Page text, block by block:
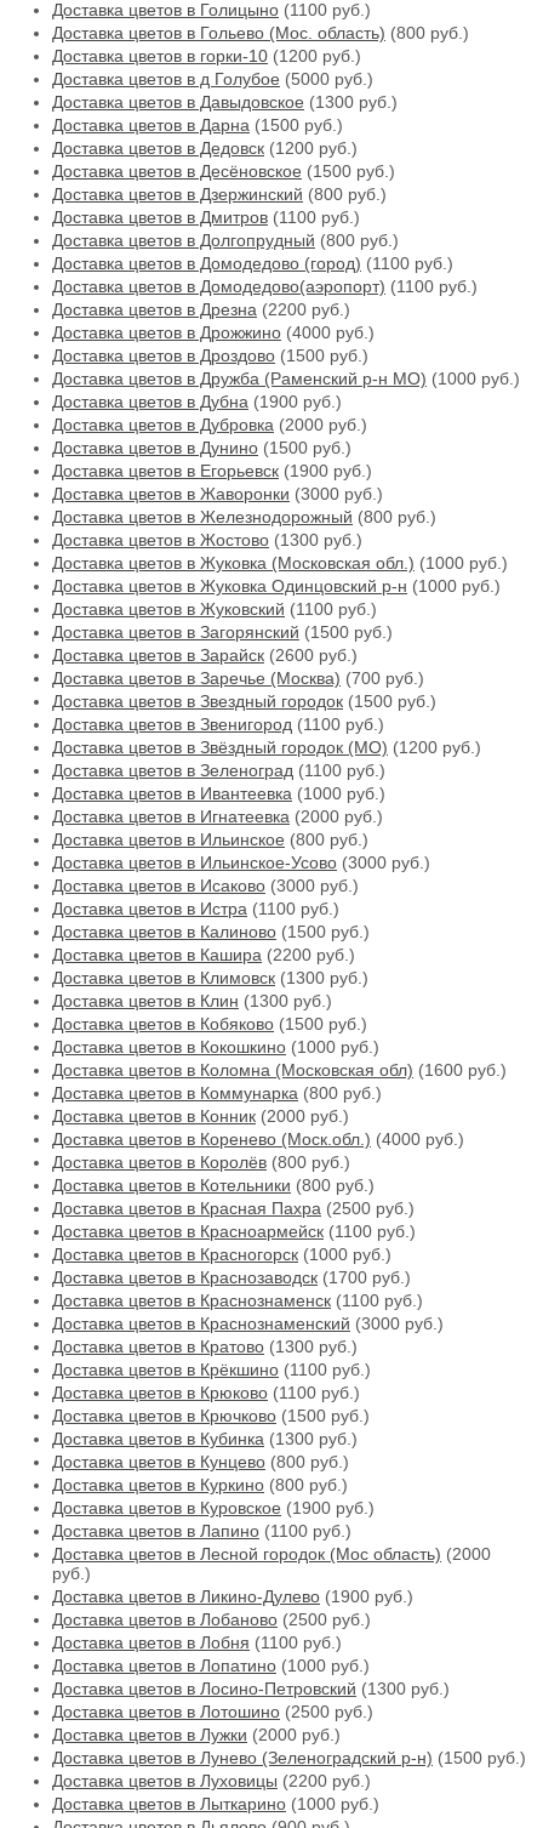
Доставка цветов в Голицыно (1100 руб.)
Доставка цветов в Гольево (Мос. область) (800 руб.)
Доставка цветов в горки-10 (1200 руб.)
Доставка цветов в д Голубое (5000 руб.)
Доставка цветов в Давыдовское (1300 руб.)
Доставка цветов в Дарна (1500 руб.)
Доставка цветов в Дедовск (1200 руб.)
Доставка цветов в Десёновское (1500 руб.)
Доставка цветов в Дзержинский (800 руб.)
Доставка цветов в Дмитров (1100 руб.)
Доставка цветов в Долгопрудный (800 руб.)
Доставка цветов в Домодедово (город) (1100 руб.)
Доставка цветов в Домодедово(аэропорт) (1100 руб.)
Доставка цветов в Дрезна (2200 руб.)
Доставка цветов в Дрожжино (4000 руб.)
Доставка цветов в Дроздово (1500 руб.)
Доставка цветов в Дружба (Раменский р-н МО) (1000 руб.)
Доставка цветов в Дубна (1900 руб.)
Доставка цветов в Дубровка (2000 руб.)
Доставка цветов в Дунино (1500 руб.)
Доставка цветов в Егорьевск (1900 руб.)
Доставка цветов в Жаворонки (3000 руб.)
Доставка цветов в Железнодорожный (800 руб.)
Доставка цветов в Жостово (1300 руб.)
Доставка цветов в Жуковка (Московская обл.) (1000 руб.)
Доставка цветов в Жуковка Одинцовский р-н (1000 руб.)
Доставка цветов в Жуковский (1100 руб.)
Доставка цветов в Загорянский (1500 руб.)
Доставка цветов в Зарайск (2600 руб.)
Доставка цветов в Заречье (Москва) (700 руб.)
Доставка цветов в Звездный городок (1500 руб.)
Доставка цветов в Звенигород (1100 руб.)
Доставка цветов в Звёздный городок (МО) (1200 руб.)
Доставка цветов в Зеленоград (1100 руб.)
Доставка цветов в Ивантеевка (1000 руб.)
Доставка цветов в Игнатеевка (2000 руб.)
Доставка цветов в Ильинское (800 руб.)
Доставка цветов в Ильинское-Усово (3000 руб.)
Доставка цветов в Исаково (3000 руб.)
Доставка цветов в Истра (1100 руб.)
Доставка цветов в Калиново (1500 руб.)
Доставка цветов в Кашира (2200 руб.)
Доставка цветов в Климовск (1300 руб.)
Доставка цветов в Клин (1300 руб.)
Доставка цветов в Кобяково (1500 руб.)
Доставка цветов в Кокошкино (1000 руб.)
Доставка цветов в Коломна (Московская обл) (1600 руб.)
Доставка цветов в Коммунарка (800 руб.)
Доставка цветов в Конник (2000 руб.)
Доставка цветов в Коренево (Моск.обл.) (4000 руб.)
Доставка цветов в Королёв (800 руб.)
Доставка цветов в Котельники (800 руб.)
Доставка цветов в Красная Пахра (2500 руб.)
Доставка цветов в Красноармейск (1100 руб.)
Доставка цветов в Красногорск (1000 руб.)
Доставка цветов в Краснозаводск (1700 руб.)
Доставка цветов в Краснознаменск (1100 руб.)
Доставка цветов в Краснознаменский (3000 руб.)
Доставка цветов в Кратово (1300 руб.)
Доставка цветов в Крёкшино (1100 руб.)
Доставка цветов в Крюково (1100 руб.)
Доставка цветов в Крючково (1500 руб.)
Доставка цветов в Кубинка (1300 руб.)
Доставка цветов в Кунцево (800 руб.)
Доставка цветов в Куркино (800 руб.)
Доставка цветов в Куровское (1900 руб.)
Доставка цветов в Лапино (1100 руб.)
Доставка цветов в Лесной городок (Мос область) (2000
руб.)
Доставка цветов в Ликино-Дулево (1900 руб.)
Доставка цветов в Лобаново (2500 руб.)
Доставка цветов в Лобня (1100 руб.)
Доставка цветов в Лопатино (1000 руб.)
Доставка цветов в Лосино-Петровский (1300 руб.)
Доставка цветов в Лотошино (2500 руб.)
Доставка цветов в Лужки (2000 руб.)
Доставка цветов в Лунево (Зеленоградский р-н) (1500 руб.)
Доставка цветов в Луховицы (2200 руб.)
Доставка цветов в Лыткарино (1000 руб.)